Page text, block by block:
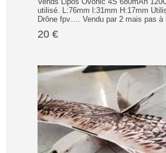
utilisé. L:76mm l:31mm H:17mm
Drône fpv…. Vendu par 2 mais pas à
20 €